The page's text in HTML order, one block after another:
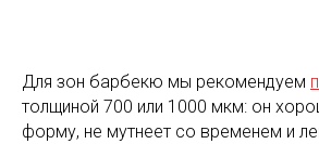
Для зон барбекю мы рекомендуем
толщиной 700 или 1000 мкм: он
форму, не мутнеет со временем и